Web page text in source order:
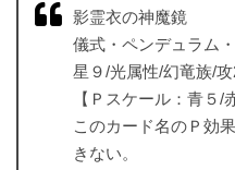
影霊衣の神魔鏡
儀式・ペンデュラム
星９/光属性/幻竜族/
【Ｐスケール：青５/
このカード名のＰ効
きない。